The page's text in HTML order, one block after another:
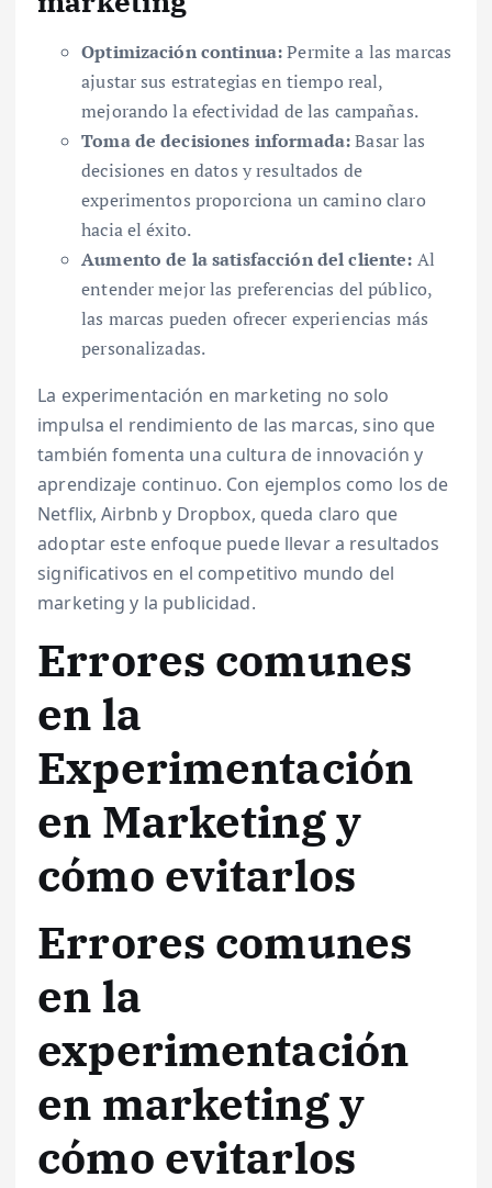
Optimización continua:Permite a las marcas
ajustar sus estrategias en tiempo real,
mejorando la efectividad de las campañas.
Toma de decisiones informada:Basar las
decisiones en datos y resultados de
experimentos proporciona un camino claro
hacia el éxito.
Aumento de la satisfacción del cliente: Al
entender mejor las preferencias del público,
las marcas pueden ofrecer experiencias más
personalizadas.
La experimentación en marketing no solo
impulsa el rendimiento de las marcas, sino que
también fomenta una cultura de innovación y
aprendizaje continuo. Con ejemplos como los de
Netflix, Airbnb y Dropbox, queda claro que
adoptar este enfoque puede llevar a resultados
significativos en el competitivo mundo del
marketing y la publicidad.
Errores comunes
en la
Experimentación
en Marketing y
cómo evitarlos
Errores comunes
en la
experimentación
en marketing y
cómo evitarlos